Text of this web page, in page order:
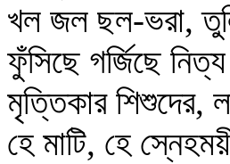
খল জল ছল-ভরা,
ফুঁসিছে গর্জিছে
মৃত্তিকার শিশুদের,
হে মাটি, হে